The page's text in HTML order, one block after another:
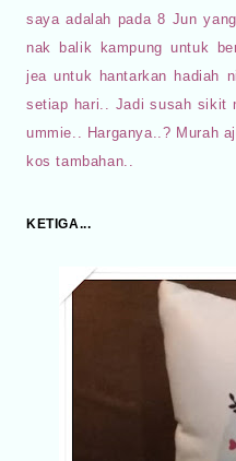
saya adalah pada 8 Jun
nak balik kampung untuk
jea untuk hantarkan hadiah
setiap hari.. Jadi susah sikit
ummie.. Harganya..? Murah
kos tambahan..
KETIGA...